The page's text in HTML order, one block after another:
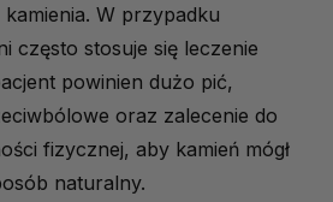
kamienia. W przypadku
często stosuje się leczenie
powinien dużo pić,
oraz zalecenie do
fizycznej, aby kamień mógł
naturalny.